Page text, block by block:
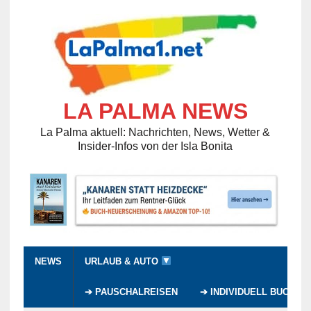
LA PALMA NEWS
La Palma aktuell: Nachrichten, News, Wetter &
Insider-Infos von der Isla Bonita
NEWS URLAUB & AUTO
➔ PAUSCHALREISEN ➔ INDIVIDUELL BUCHEN